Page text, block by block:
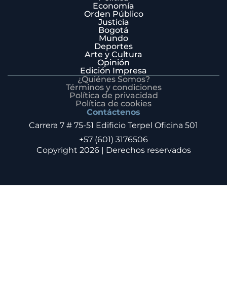
Economía
Orden Público
Justicia
Bogotá
Mundo
Deportes
Arte y Cultura
Opinión
Edición Impresa
¿Quiénes Somos?
Términos y condiciones
Política de privacidad
Política de cookies
Contáctenos
Carrera 7 # 75-51 Edificio Terpel Oficina 501
+57 (601) 3176506
Copyright 2026 | Derechos reservados